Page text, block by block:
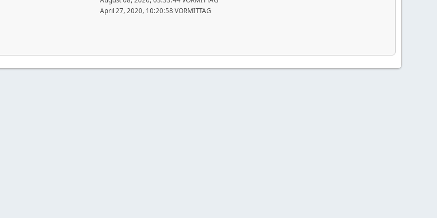
April 27, 2020, 10:20:58 VORMITTAG